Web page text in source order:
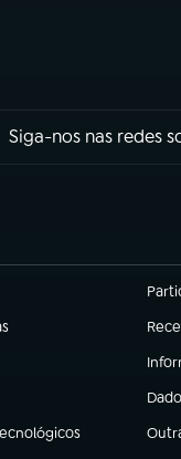
Siga-nos nas redes